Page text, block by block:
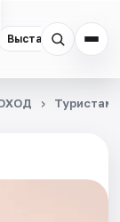
Выставки
Туристам